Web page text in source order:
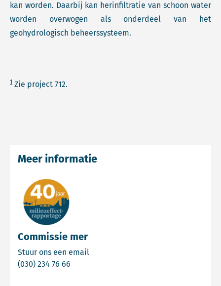
kan worden. Daarbij kan herinfiltratie van schoon water
worden overwogen als onderdeel van het
geohydrologisch beheerssysteem.
1 Zie project 712.
Commissie mer
Stuur ons een email
(030) 234 76 66
Meer informatie